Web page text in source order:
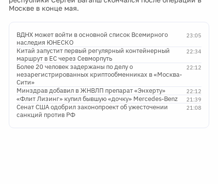
Москве в конце мая.
23:05
ВДНХ может войти в основной список Всемирного
наследия ЮНЕСКО
22:34
Китай запустит первый регулярный контейнерный
маршрут в ЕС через Севморпуть
22:12
Более 20 человек задержаны по делу о
незарегистрированных криптообменниках в «Москва-
Сити»
22:12
Минздрав добавил в ЖНВЛП препарат «Энхерту»
21:39
«Флит Лизинг» купил бывшую «дочку» Mercedes-Benz
21:08
Сенат США одобрил законопроект об ужесточении
санкций против РФ